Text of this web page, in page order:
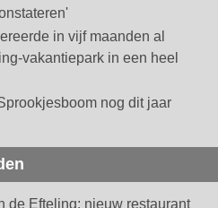
in vijf maanden al
vakantiepark in een heel
nog dit jaar
de Efteling: nieuw restaurant